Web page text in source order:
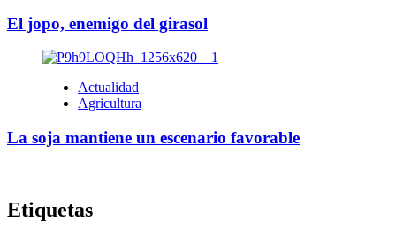
El jopo, enemigo del girasol
Actualidad
Agricultura
La soja mantiene un escenario favorable
Etiquetas